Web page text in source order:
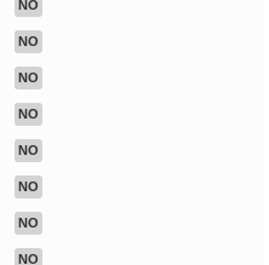
NO
NO
NO
NO
NO
NO
NO
NO